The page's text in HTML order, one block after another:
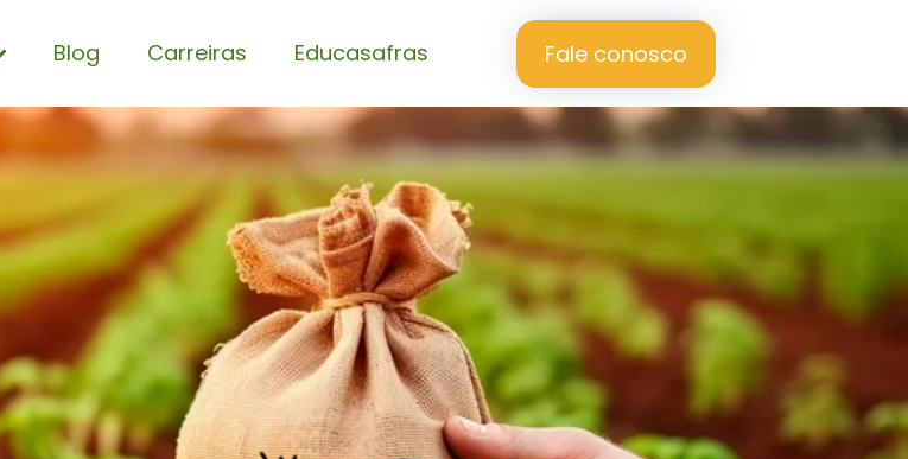
Blog Carreiras Educasafras Fale conosco